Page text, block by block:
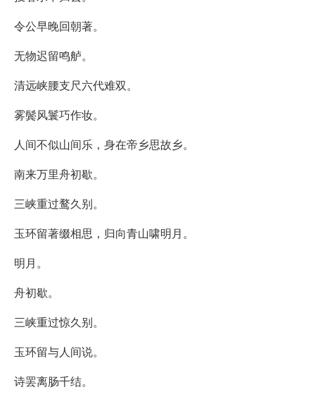
令公早晚回朝著。
无物迟留鸣舻。
清远峡腰支尺六代难双。
雾鬓风鬟巧作妆。
人间不似山间乐，身在帝乡思故乡。
南来万里舟初歇。
三峡重过鹜久别。
玉环留著缀相思，归向青山啸明月。
明月。
舟初歇。
三峡重过惊久别。
玉环留与人间说。
诗罢离肠千结。